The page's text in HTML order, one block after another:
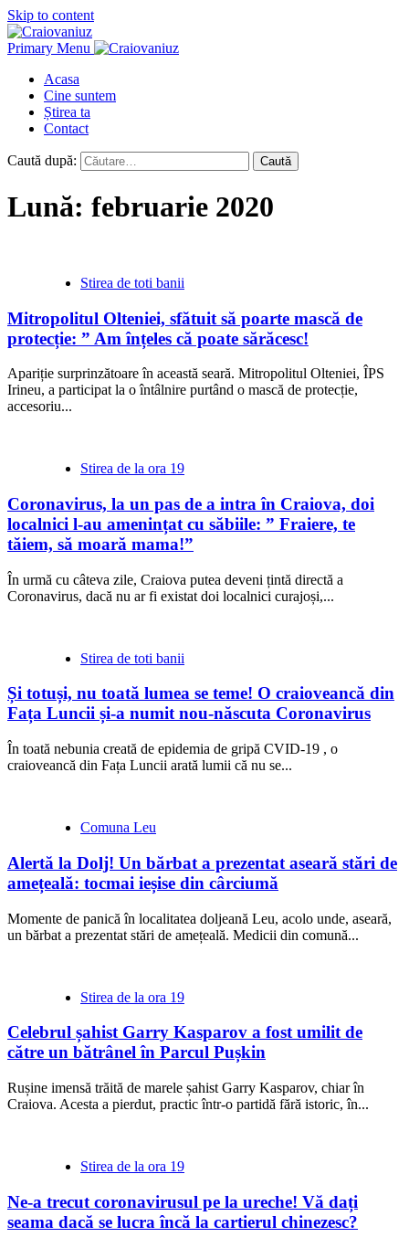
Skip to content
Primary Menu
Acasa
Cine suntem
Știrea ta
Contact
Caută după:
Lună: februarie 2020
Stirea de toti banii
Mitropolitul Olteniei, sfătuit să poarte mască de
protecție: ” Am înțeles că poate sărăcesc!
Apariție surprinzătoare în această seară. Mitropolitul Olteniei, ÎPS
Irineu, a participat la o întâlnire purtând o mască de protecție,
accesoriu...
Stirea de la ora 19
Coronavirus, la un pas de a intra în Craiova, doi
localnici l-au amenințat cu săbiile: ” Fraiere, te
tăiem, să moară mama!”
În urmă cu câteva zile, Craiova putea deveni țintă directă a
Coronavirus, dacă nu ar fi existat doi localnici curajoși,...
Stirea de toti banii
Și totuși, nu toată lumea se teme! O craioveancă din
Fața Luncii și-a numit nou-născuta Coronavirus
În toată nebunia creată de epidemia de gripă CVID-19 , o
craioveancă din Fața Luncii arată lumii că nu se...
Comuna Leu
Alertă la Dolj! Un bărbat a prezentat aseară stări de
amețeală: tocmai ieșise din cârciumă
Momente de panică în localitatea doljeană Leu, acolo unde, aseară,
un bărbat a prezentat stări de amețeală. Medicii din comună...
Stirea de la ora 19
Celebrul șahist Garry Kasparov a fost umilit de
către un bătrânel în Parcul Pușkin
Rușine imensă trăită de marele șahist Garry Kasparov, chiar în
Craiova. Acesta a pierdut, practic într-o partidă fără istoric, în...
Stirea de la ora 19
Ne-a trecut coronavirusul pe la ureche! Vă dați
seama dacă se lucra încă la cartierul chinezesc?